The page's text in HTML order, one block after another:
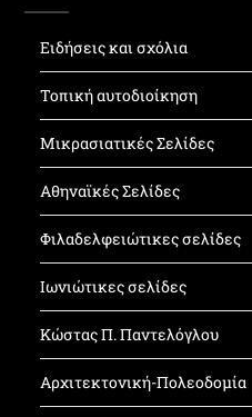
Ειδήσεις και σχόλια
Τοπική αυτοδιοίκηση
Μικρασιατικές Σελίδες
Αθηναϊκές Σελίδες
Φιλαδελφειώτικες σελίδες
Ιωνιώτικες σελίδες
Κώστας Π. Παντελόγλου
Αρχιτεκτονική-Πολεοδομία